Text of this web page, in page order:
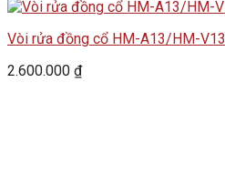
Vòi rửa đồng cổ HM-A13/HM-V13
2.600.000 ₫